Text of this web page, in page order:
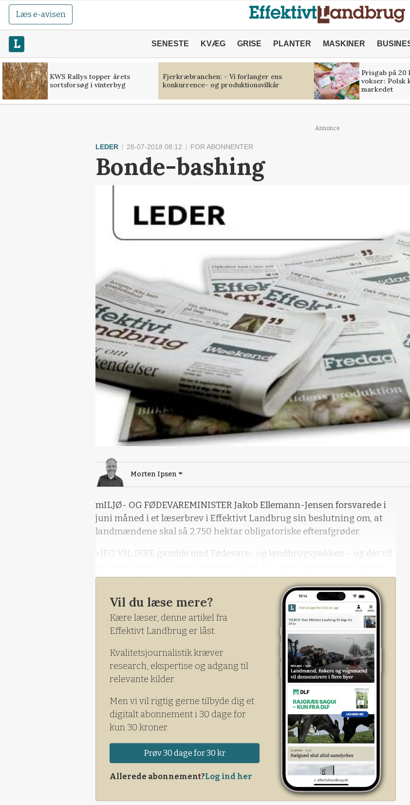
Læs e-avisen
SENESTE KVÆG GRISE PLANTER MASKINER
KWS Rallys topper årets
sortsforsøg i vinterbyg
Fjerkræbranchen: - Vi forlanger ens
konkurrence- og produktionsvilkår
Prisgab på
vokser: Polsk
markedet
Annonce
LEDER 28-07-2018 08:12 FOR ABONNENTER
Bonde-bashing
Morten Ipsen
mILJØ- OG FØDEVAREMINISTER Jakob Ellemann-Jensen forsvarede i
juni måned i et læserbrev i Effektivt Landbrug sin beslutning om, at
landmændene skal så 2.750 hektar obligatoriske efterafgrøder.
»JEG VIL IKKE gamble med Fødevare- og landbrugspakken – og det vil
til næste år«, skrev ministeren, der mindede om, at pakk
Vil du læse mere?
Kære læser, denne artikel fra
Effektivt Landbrug er låst.
Kvalitetsjournalistik kræver
research, ekspertise og adgang til
relevante kilder.
Men vi vil rigtig gerne tilbyde dig et
digitalt abonnement i 30 dage for
kun 30 kroner.
Prøv 30 dage for 30 kr
Allerede abonnement?Log ind her